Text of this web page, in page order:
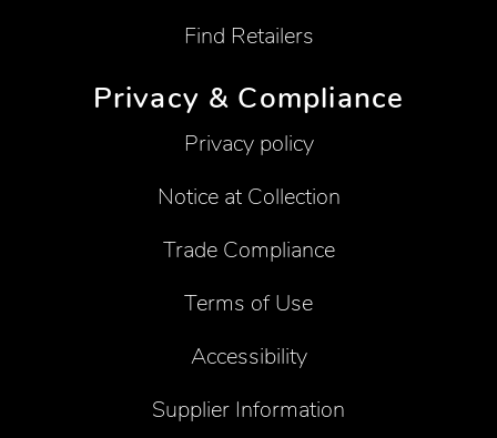
Find Retailers
Privacy & Compliance
Privacy policy
Notice at Collection
Trade Compliance
Terms of Use
Accessibility
Supplier Information